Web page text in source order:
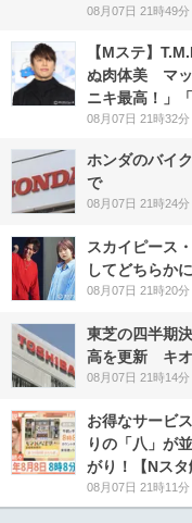
08月07日 21時49分
【Mステ】
ぬ肉体美 マッ
ニキ最高！」
08月07日 21時32分
ホンダのバイ
で
08月07日 21時24分
スカイピース
してどちらか
08月07日 21時20分
東芝の四半期
高を更新 キオ
08月07日 21時14分
お得なサービ
りの「八」が
がり！【Nスタ
08月07日 21時11分